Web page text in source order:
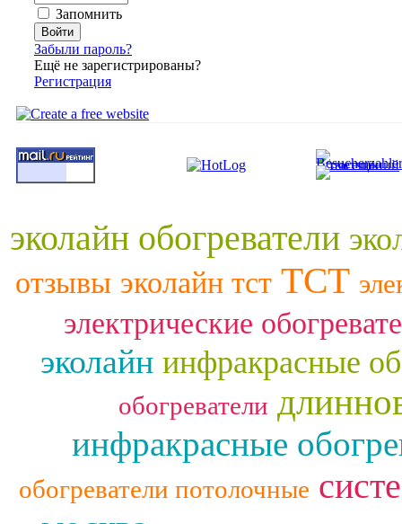
Запомнить
Забыли пароль?
Ещё не зарегистрированы?
Регистрация
эколайн обогреватели
отзывы эколайн тст ТСТ
электрические
эколайн инфракрасные
обогреватели
инфракрасные
обогреватели потолочные